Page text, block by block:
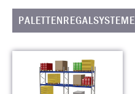
PALETTENREGALSYSTEME